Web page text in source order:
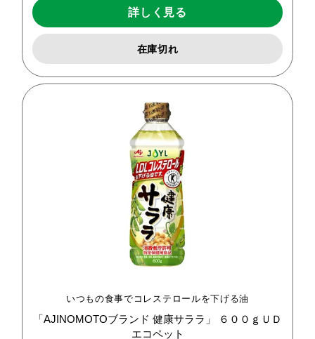
詳しく見る
在庫切れ
いつもの食事でコレステロールを下げる油
「AJINOMOTOブランド 健康サララ」
６００ｇＵＤ
エコペット